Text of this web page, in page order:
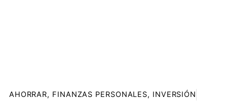
AHORRAR, FINANZAS PERSONALES, INVERSIÓN